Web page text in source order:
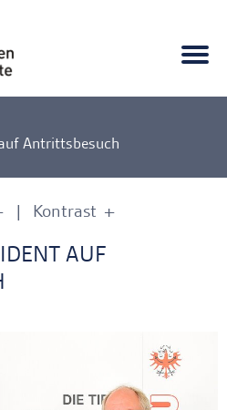
Antrittsbesuch
Kontrast +
-
AUF